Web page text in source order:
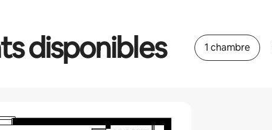
disponibles 1 chambre